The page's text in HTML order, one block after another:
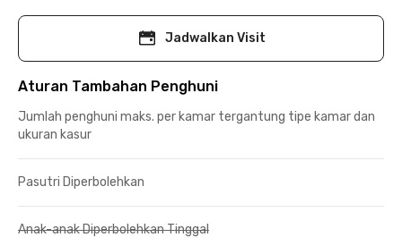
Jadwalkan Visit
Aturan Tambahan Penghuni
Jumlah penghuni maks. per kamar tergantung tipe kamar dan
ukuran kasur
Pasutri Diperbolehkan
Anak-anak Diperbolehkan Tinggal